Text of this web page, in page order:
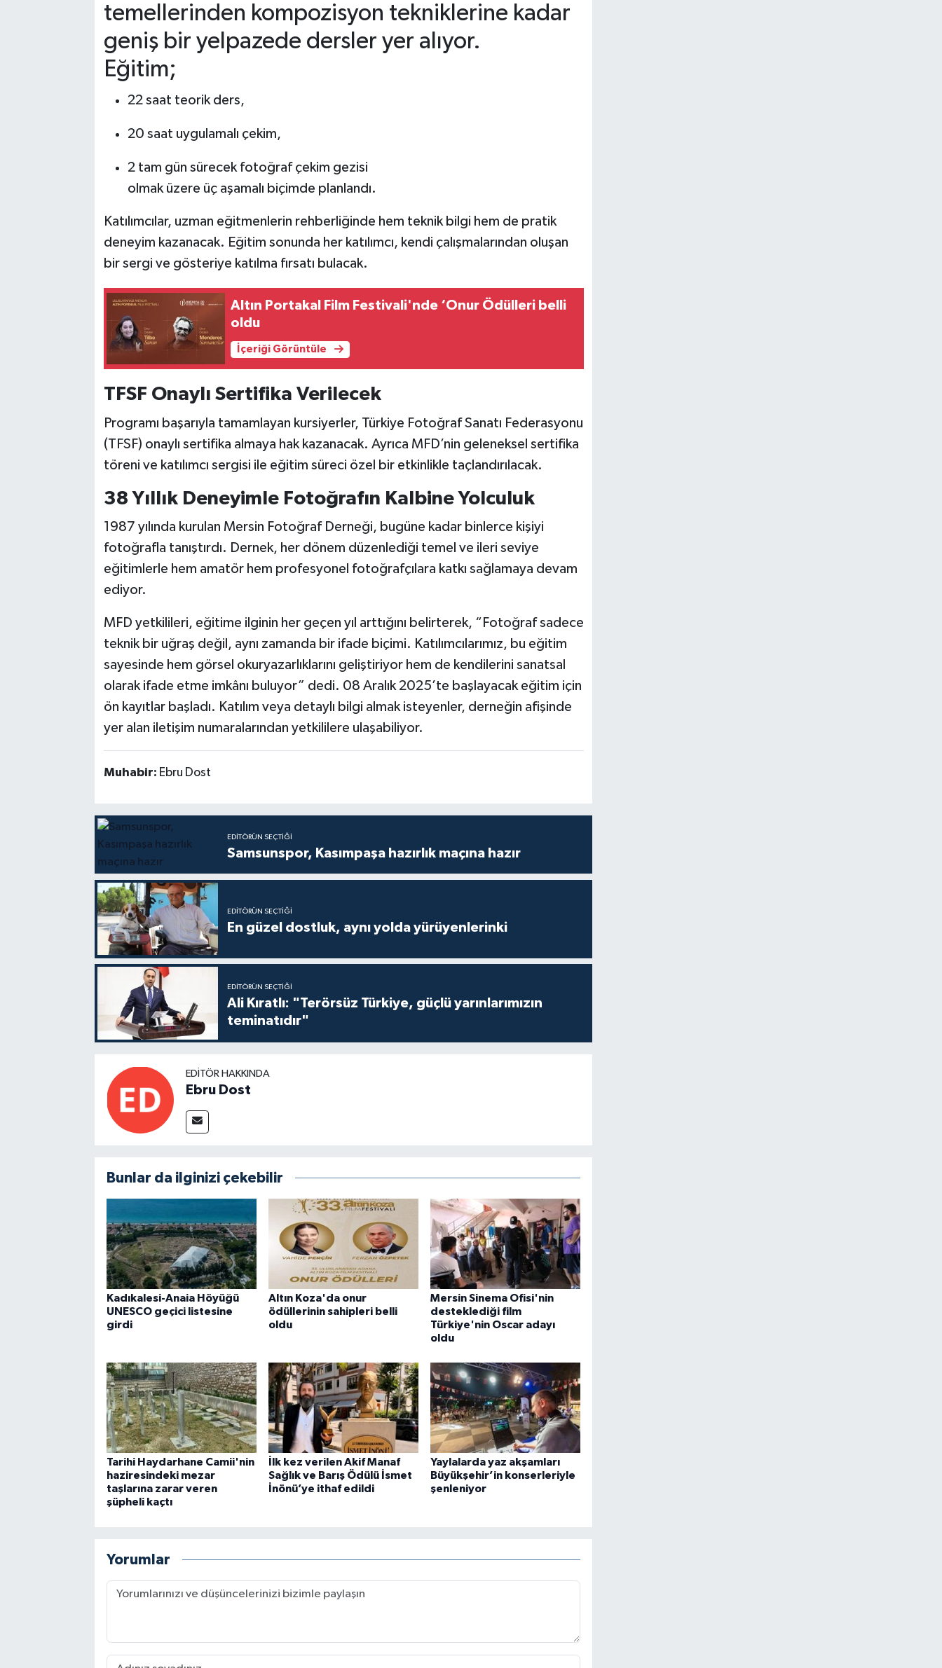
temellerinden kompozisyon tekniklerine kadar
geniş bir yelpazede dersler yer alıyor.
Eğitim;
22 saat teorik ders,
20 saat uygulamalı çekim,
2 tam gün sürecek fotoğraf çekim gezisi
olmak üzere üç aşamalı biçimde planlandı.
Katılımcılar, uzman eğitmenlerin rehberliğinde hem teknik bilgi hem de pratik
deneyim kazanacak. Eğitim sonunda her katılımcı, kendi çalışmalarından oluşan
bir sergi ve gösteriye katılma fırsatı bulacak.
Altın Portakal Film Festivali'nde ‘Onur Ödülleri belli
oldu
İçeriği Görüntüle
TFSF Onaylı Sertifika Verilecek
Programı başarıyla tamamlayan kursiyerler, Türkiye Fotoğraf Sanatı Federasyonu
(TFSF) onaylı sertifika almaya hak kazanacak. Ayrıca MFD’nin geleneksel sertifika
töreni ve katılımcı sergisi ile eğitim süreci özel bir etkinlikle taçlandırılacak.
38 Yıllık Deneyimle Fotoğrafın Kalbine Yolculuk
1987 yılında kurulan Mersin Fotoğraf Derneği, bugüne kadar binlerce kişiyi
fotoğrafla tanıştırdı. Dernek, her dönem düzenlediği temel ve ileri seviye
eğitimlerle hem amatör hem profesyonel fotoğrafçılara katkı sağlamaya devam
ediyor.
MFD yetkilileri, eğitime ilginin her geçen yıl arttığını belirterek, “Fotoğraf sadece
teknik bir uğraş değil, aynı zamanda bir ifade biçimi. Katılımcılarımız, bu eğitim
sayesinde hem görsel okuryazarlıklarını geliştiriyor hem de kendilerini sanatsal
olarak ifade etme imkânı buluyor” dedi. 08 Aralık 2025’te başlayacak eğitim için
ön kayıtlar başladı. Katılım veya detaylı bilgi almak isteyenler, derneğin afişinde
yer alan iletişim numaralarından yetkililere ulaşabiliyor.
Muhabir: Ebru Dost
EDITÖRÜN SEÇTIĞI
Samsunspor, Kasımpaşa hazırlık maçına hazır
EDITÖRÜN SEÇTIĞI
En güzel dostluk, aynı yolda yürüyenlerinki
EDITÖRÜN SEÇTIĞI
Ali Kıratlı: "Terörsüz Türkiye, güçlü yarınlarımızın
teminatıdır"
EDITÖR HAKKINDA
Ebru Dost
Bunlar da ilginizi çekebilir
Kadıkalesi-Anaia Höyüğü
UNESCO geçici listesine
girdi
Altın Koza'da onur
ödüllerinin sahipleri belli
oldu
Mersin Sinema Ofisi'nin
desteklediği film
Türkiye'nin Oscar adayı
oldu
Tarihi Haydarhane Camii'nin
haziresindeki mezar
taşlarına zarar veren
şüpheli kaçtı
İlk kez verilen Akif Manaf
Sağlık ve Barış Ödülü İsmet
İnönü’ye ithaf edildi
Yaylalarda yaz akşamları
Büyükşehir’in konserleriyle
şenleniyor
Yorumlar